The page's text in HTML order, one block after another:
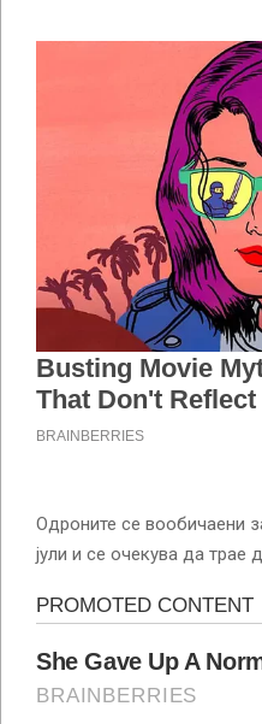
Одроните се вообичаени
јули и се очекува да трае